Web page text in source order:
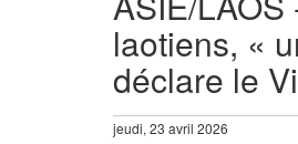
laotiens, «
déclare le
jeudi, 23 avril 2026